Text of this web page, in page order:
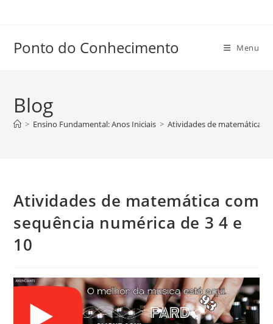
conteúdo
Ponto do Conhecimento Menu
Blog
> Ensino Fundamental: Anos Iniciais > Atividades de matemática
Atividades de matemática com
sequência numérica de 3 4 e
10